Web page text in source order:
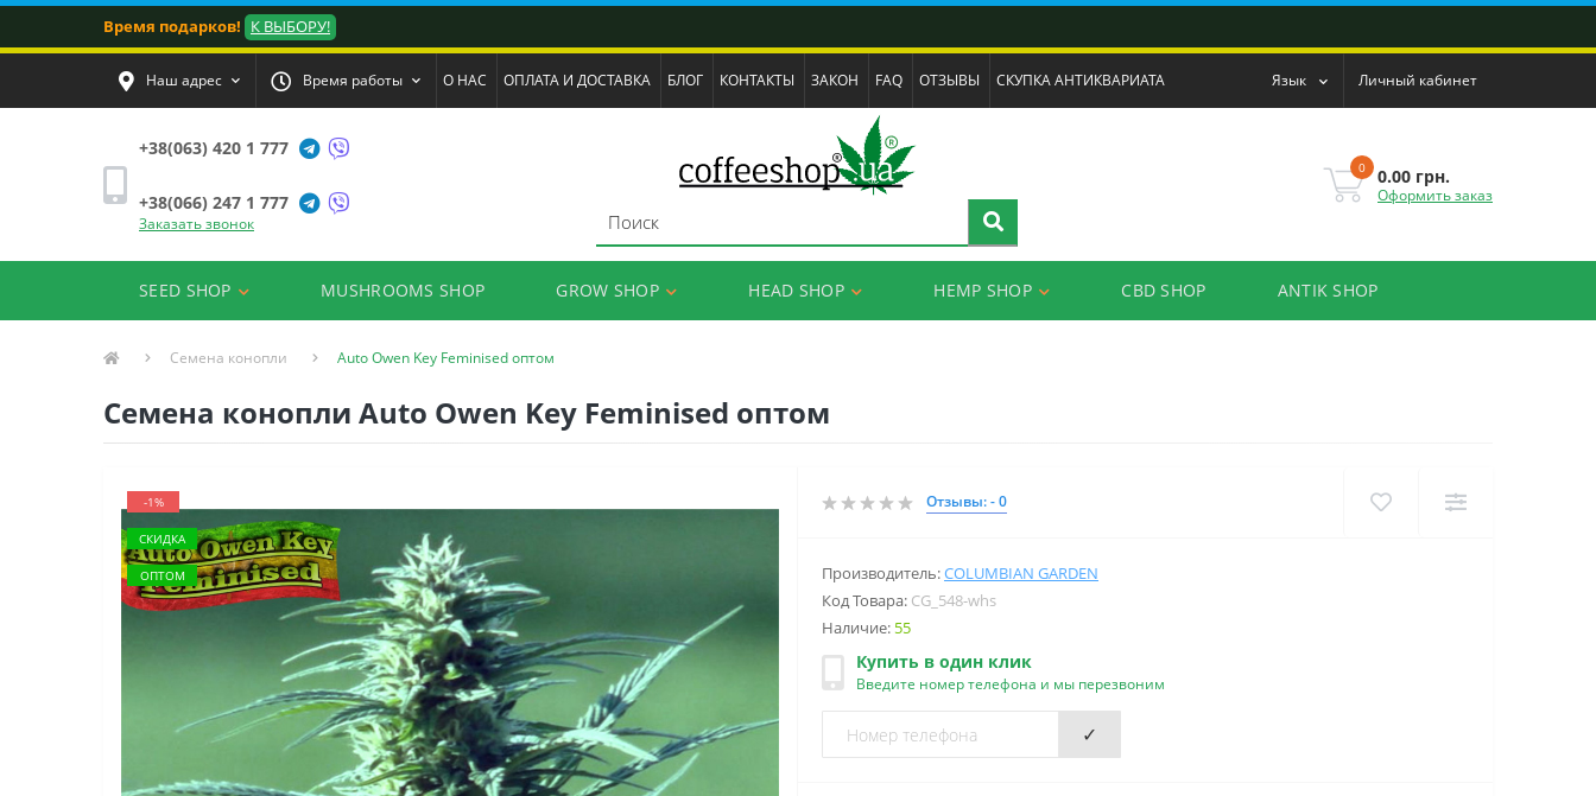
Время подарков! К ВЫБОРУ!
Наш адрес Время работы О НАС ОПЛАТА И ДОСТАВКА БЛОГ КОНТАКТЫ ЗАКОН FAQ ОТЗЫВЫ СКУПКА АНТИКВАРИАТА Язык Личный кабинет
+38(063) 420 1 777
+38(066) 247 1 777
Заказать звонок
0 0.00 грн.
Оформить заказ
SEED SHOP MUSHROOMS SHOP GROW SHOP HEAD SHOP HEMP SHOP CBD SHOP ANTIK SHOP
Семена конопли Auto Owen Key Feminised оптом
Семена конопли Auto Owen Key Feminised оптом
-1%
СКИДКА
ОПТОМ
Отзывы: - 0
Производитель:COLUMBIAN GARDEN
Код Товара: CG_548-whs
Наличие: 55
Купить в один клик
Введите номер телефона и мы перезвоним
✓